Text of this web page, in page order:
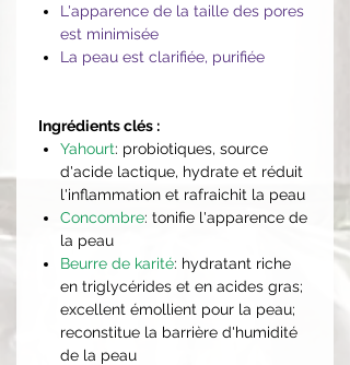
L'apparence de la taille des pores
est minimisée
La peau est clarifiée, purifiée
Ingrédients clés :
Yahourt: probiotiques, source
d'acide lactique, hydrate et réduit
l'inflammation et rafraichit la peau
Concombre: tonifie l'apparence de
la peau
Beurre de karité: hydratant riche
en triglycérides et en acides gras;
excellent émollient pour la peau;
reconstitue la barrière d'humidité
de la peau